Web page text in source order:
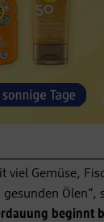
gesunden
viel Gemüse,
Ölen“,
beginnt